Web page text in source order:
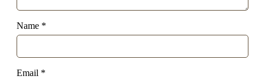
Name *
Email *